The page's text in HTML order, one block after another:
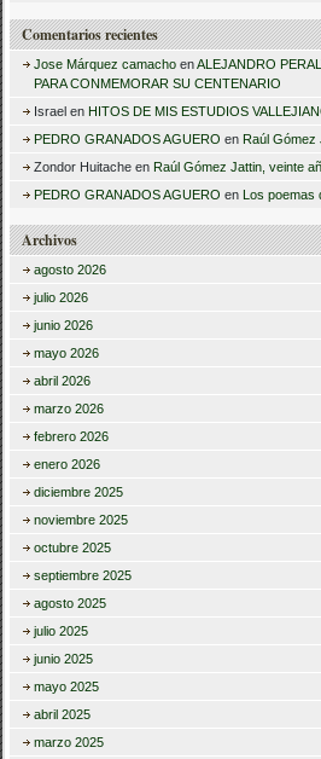
Comentarios recientes
Jose Márquez camacho enALEJANDRO
PARA CONMEMORAR SU CENTENARIO
Israel en HITOS DE MIS ESTUDIOS
PEDRO GRANADOS AGUERO en Raúl Gómez
Zondor Huitache en Raúl Gómez Jattin, veinte
PEDRO GRANADOS AGUERO en Los
Archivos
agosto 2026
julio 2026
junio 2026
mayo 2026
abril 2026
marzo 2026
febrero 2026
enero 2026
diciembre 2025
noviembre 2025
octubre 2025
septiembre 2025
agosto 2025
julio 2025
junio 2025
mayo 2025
abril 2025
marzo 2025